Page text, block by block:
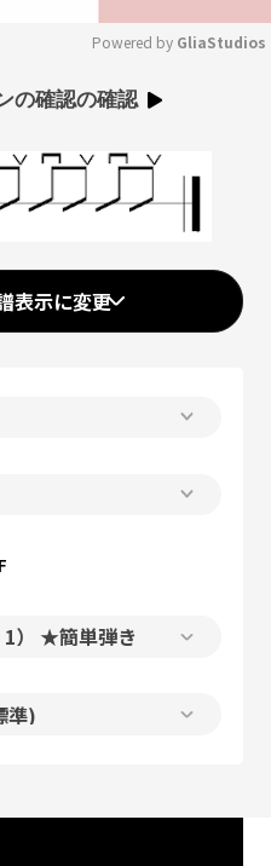
Powered by GliaStudios
の確認の確認
表示に変更